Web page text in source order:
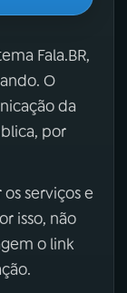
Fala.BR,
O
da
por
serviços e
isso, não
o link